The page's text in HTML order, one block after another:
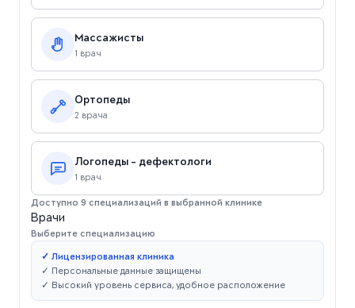
Массажисты
1 врач
Ортопеды
2 врача
Логопеды - дефектологи
1 врач
Доступно 9 специализаций в выбранной клинике
Врачи
Выберите специализацию
✓ Лицензированная клиника
✓ Персональные данные защищены
✓ Высокий уровень сервиса, удобное расположение